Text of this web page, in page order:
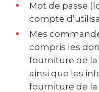
Mot de passe
compte
Mes
compris les
fourniture de la
ainsi que les
fourniture de